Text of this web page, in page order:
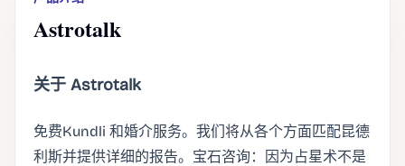
Astrotalk
关于 Astrotalk
免费Kundli 和婚介服务。我们将从各个方面匹配昆德
利斯并提供详细的报告。宝石咨询：因为占星术不是